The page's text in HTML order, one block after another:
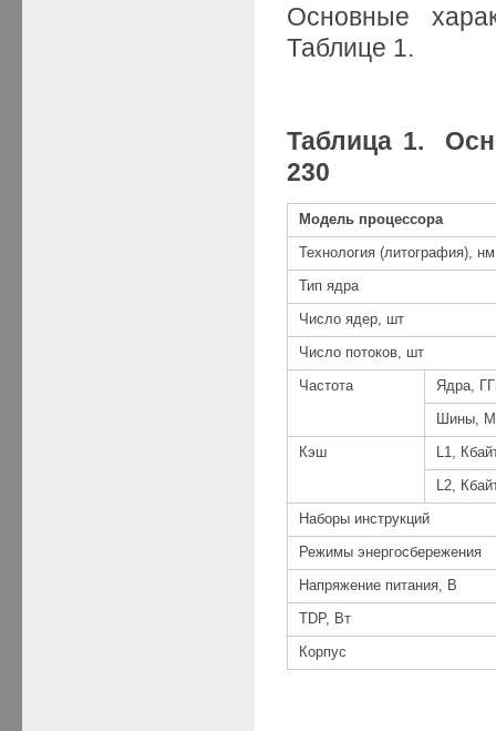
Основные
Таблице 1.
Таблица 1.
230
Модель процессора
Технология (литография), нм
Тип ядра
Число ядер, шт
Число потоков, шт
Частота Ядра,
Шины,
Кэш L1,
L2,
Наборы инструкций
Режимы энергосбережения
Напряжение питания, В
TDP, Вт
Корпус